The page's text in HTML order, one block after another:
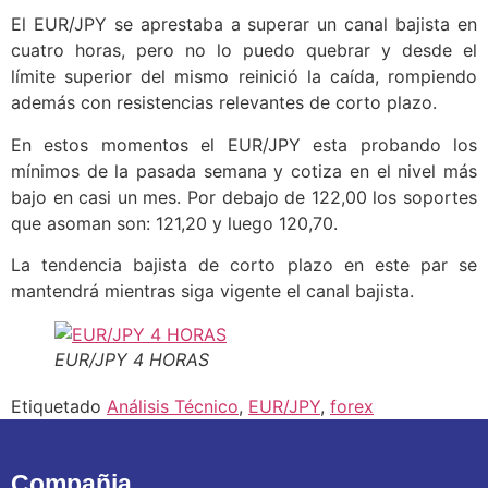
El EUR/JPY se aprestaba a superar un canal bajista en
cuatro horas, pero no lo puedo quebrar y desde el
límite superior del mismo reinició la caída, rompiendo
además con resistencias relevantes de corto plazo.
En estos momentos el EUR/JPY esta probando los
mínimos de la pasada semana y cotiza en el nivel más
bajo en casi un mes. Por debajo de 122,00 los soportes
que asoman son: 121,20 y luego 120,70.
La tendencia bajista de corto plazo en este par se
mantendrá mientras siga vigente el canal bajista.
EUR/JPY 4 HORAS
Etiquetado Análisis Técnico, EUR/JPY, forex